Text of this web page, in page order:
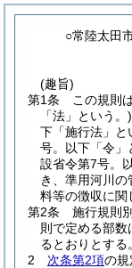
○常陸太田
(趣旨)
第1条
この規則
「法」という。)
下「施行法」と
号。以下「令」
設省令第7号。
き、準用河川
料等の徴収に関
第2条
施行規則
則で定める部数
るとおりとする。
2
次条第2項の規